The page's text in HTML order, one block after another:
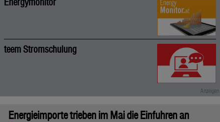
teem Stromschulung
Energieimporte trieben im Mai die Einfuhren an